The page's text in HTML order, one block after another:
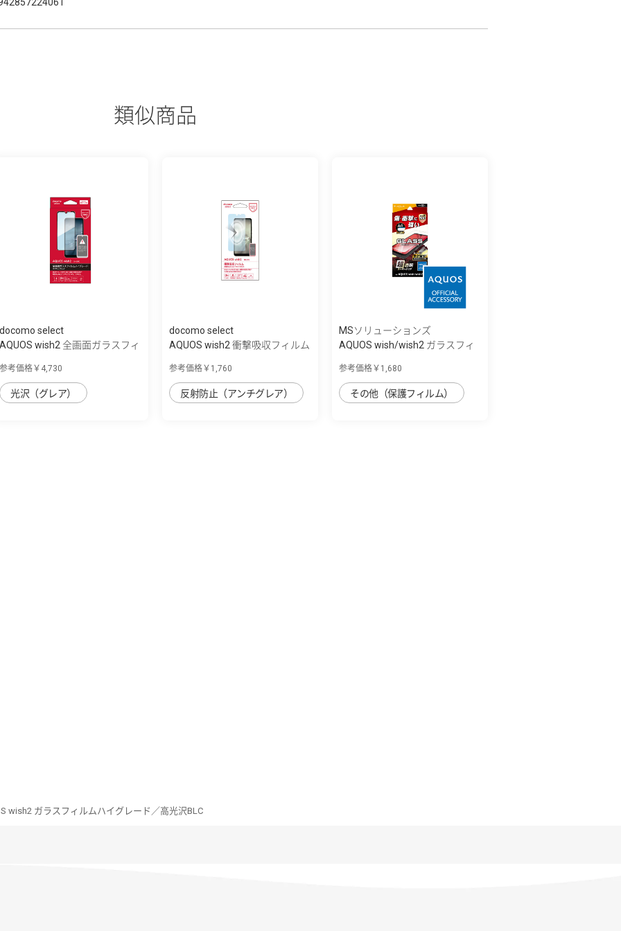
類似商品
docomo select
AQUOS wish2 全画面ガラスフィ
参考価格￥4,730
光沢（グレア）
docomo select
AQUOS wish2 衝撃吸収フィルム
参考価格￥1,760
反射防止（アンチグレア）
MSソリューションズ
AQUOS wish/wish2 ガラスフィ
参考価格￥1,680
その他（保護フィルム）
wish2 ガラスフィルムハイグレード／高光沢BLC